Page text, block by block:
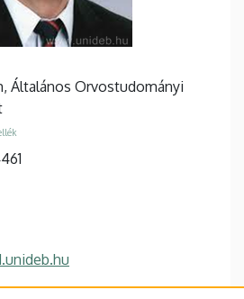
Általános Orvostudományi